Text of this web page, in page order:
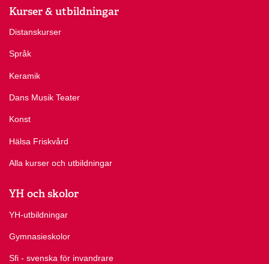
Kurser & utbildningar
Distanskurser
Språk
Keramik
Dans Musik Teater
Konst
Hälsa Friskvård
Alla kurser och utbildningar
YH och skolor
YH-utbildningar
Gymnasieskolor
Sfi - svenska för invandrare